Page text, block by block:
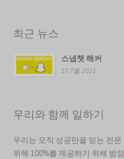
최근 뉴스
스냅챗 해커
17 7월 2022
우리와 함께 일하기
우리는 오직 성공만을 믿는 전
위해 100%를 제공하기 위해 밤